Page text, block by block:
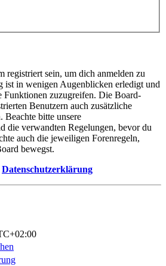
registriert sein, um dich anmelden zu
ist in wenigen Augenblicken erledigt und
Funktionen zuzugreifen. Die Board-
Benutzern auch zusätzliche
Beachte bitte unsere
die verwandten Regelungen, bevor du
auch die jeweiligen Forenregeln,
bewegst.
Datenschutzerklärung